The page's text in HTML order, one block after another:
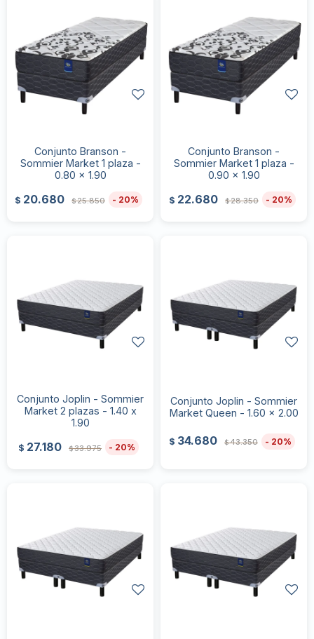
Conjunto Branson -
Sommier Market 1 plaza -
0.80 x 1.90
$ 20.680 $25.850 20
Conjunto Branson -
Sommier Market 1 plaza -
0.90 x 1.90
$ 22.680 $28.350 20
Conjunto Joplin - Sommier
Market 2 plazas - 1.40 x
1.90
$ 27.180 $33.975 20
Conjunto Joplin - Sommier
Market Queen - 1.60 x 2.00
$ 34.680 $43.350 20